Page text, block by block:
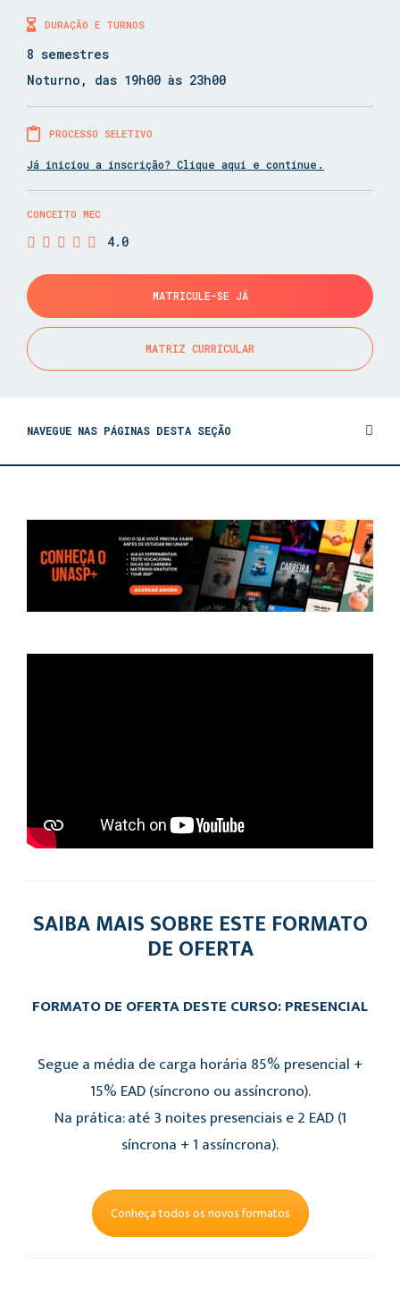
DURAÇÃO E TURNOS
8 semestres
Noturno, das 19h00 às 23h00
PROCESSO SELETIVO
Já iniciou a inscrição? Clique aqui e continue.
CONCEITO MEC
4.0
MATRICULE-SE JÁ
MATRIZ CURRICULAR
NAVEGUE NAS PÁGINAS DESTA SEÇÃO
SAIBA MAIS SOBRE ESTE FORMATO
DE OFERTA
FORMATO DE OFERTA DESTE CURSO: PRESENCIAL
Segue a média de carga horária 85% presencial +
15% EAD (síncrono ou assíncrono).
Na prática: até 3 noites presenciais e 2 EAD (1
síncrona + 1 assíncrona).
Conheça todos os novos formatos